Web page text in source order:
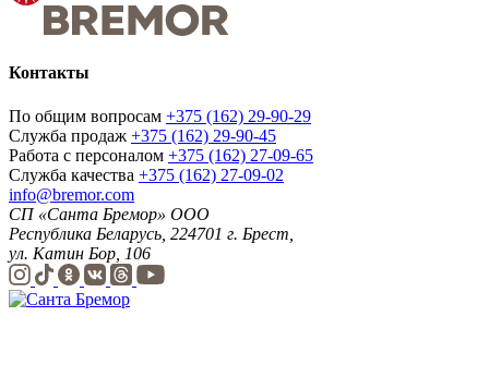
Контакты
По общим вопросам +375 (162) 29-90-29
Служба продаж +375 (162) 29-90-45
Работа с персоналом +375 (162) 27-09-65
Служба качества +375 (162) 27-09-02
info@bremor.com
СП «Санта Бремор» ООО
Республика Беларусь, 224701 г. Брест,
ул. Катин Бор, 106